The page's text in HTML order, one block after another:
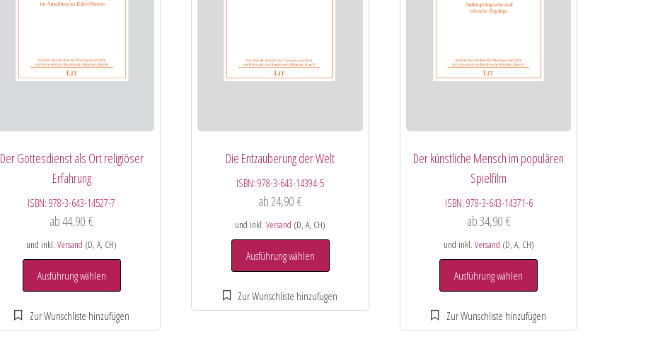
Der Gottesdienst als Ort religiöser
Erfahrung
ISBN:978-3-643-14527-7
ab44,90€
und inkl.Versand (D, A, CH)
Ausführung wählen
Die Entzauberung der Welt
ISBN:978-3-643-14394-5
ab 24,90€
und inkl.Versand (D, A, CH)
Ausführung wählen
Der künstliche Mensch im populären
Spielfilm
ISBN: 978-3-643-14371-6
ab34,90 €
und inkl. Versand (D, A, CH)
Ausführung wählen